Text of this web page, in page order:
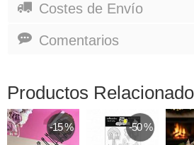
Costes de Envío
Comentarios
Productos
-15 % -50 %